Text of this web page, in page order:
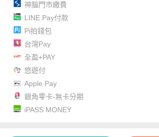
神腦門市繳費
LINE Pay付款
Pi拍錢包
台灣Pay
全盈+PAY
悠遊付
Apple Pay
銀角零卡-無卡分期
iPASS MONEY